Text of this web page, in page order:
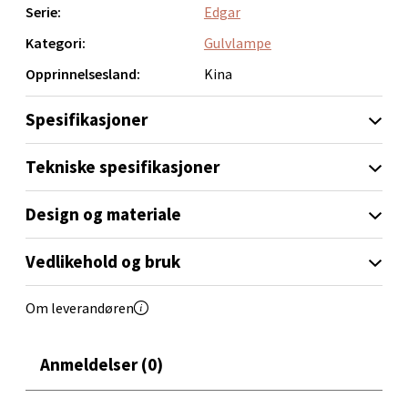
Serie:
Edgar
Kategori:
Gulvlampe
Opprinnelsesland:
Kina
Spesifikasjoner
Tekniske spesifikasjoner
Design og materiale
Vedlikehold og bruk
Om leverandøren
Anmeldelser (0)
Narvik - Thon Senter Malmporten
Bolagsgata 1, 8514 Narvik
Åpent i dag 10-20
0 i butikk
Bergen - Oasen Senter
Folke Bernadottes vei 52, 5147 Fyllingsdalen
0 i butikk